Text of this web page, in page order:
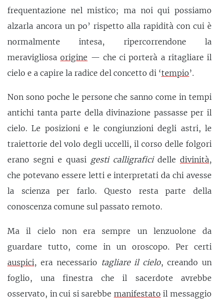
frequentazione nel mistico; ma noi qui possiamo
alzarla ancora un po’ rispetto alla rapidità con cui è
normalmente intesa, ripercorrendone la
meravigliosaorigine — che ci porterà a ritagliare il
cielo e a capire la radice del concetto di ‘tempio’.
Non sono poche le persone che sanno come in tempi
antichi tanta parte della divinazione passasse per il
cielo. Le posizioni e le congiunzioni degli astri, le
traiettorie del volo degli uccelli, il corso delle folgori
erano segni e quasi gesti calligraficidelle divinità,
che potevano essere letti e interpretati da chi avesse
la scienza per farlo. Questo resta parte della
conoscenza comune sul passato remoto.
Ma il cielo non era sempre un lenzuolone da
guardare tutto, come in un oroscopo. Per certi
auspici, era necessario tagliare il cielo, creando un
foglio, una finestra che il sacerdote avrebbe
osservato, in cui si sarebbe manifestato il messaggio